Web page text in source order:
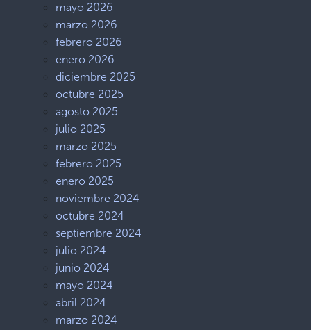
mayo 2026
marzo 2026
febrero 2026
enero 2026
diciembre 2025
octubre 2025
agosto 2025
julio 2025
marzo 2025
febrero 2025
enero 2025
noviembre 2024
octubre 2024
septiembre 2024
julio 2024
junio 2024
mayo 2024
abril 2024
marzo 2024